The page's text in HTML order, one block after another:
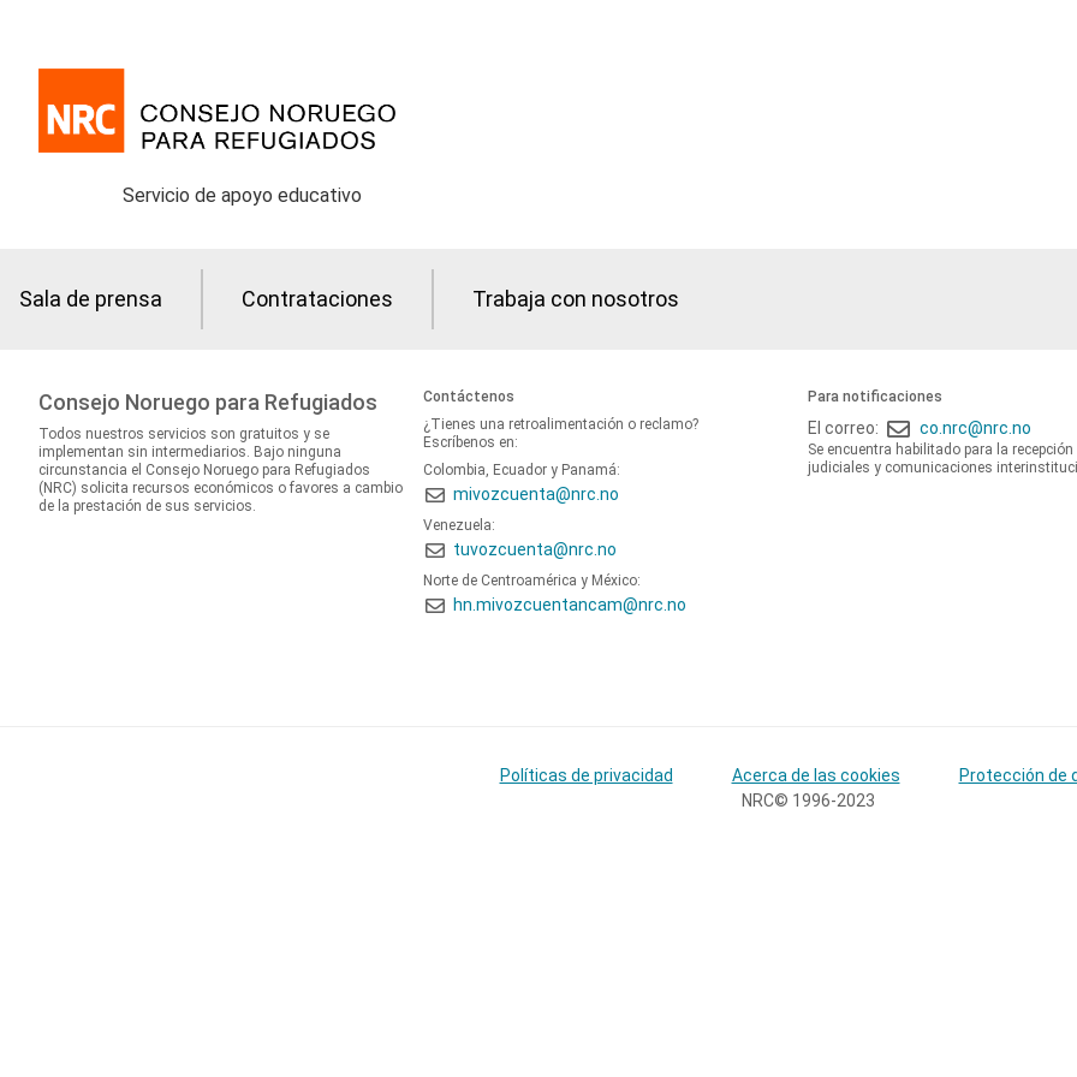
Servicio de apoyo educativo
Sala de prensa Contrataciones Trabaja con nosotros
Consejo Noruego para Refugiados
Todos nuestros servicios son gratuitos y se
implementan sin intermediarios. Bajo ninguna
circunstancia el Consejo Noruego para Refugiados
(NRC) solicita recursos económicos o favores a cambio
de la prestación de sus servicios.
Contáctenos
¿Tienes una retroalimentación o reclamo?
Escríbenos en:
Colombia, Ecuador y Panamá:
mivozcuenta@nrc.no
Venezuela:
tuvozcuenta@nrc.no
Norte de Centroamérica y México:
hn.mivozcuentancam@nrc.no
Para notificaciones
El correo: co.nrc@nrc.no
Se encuentra habilitado para la
judiciales y comunicaciones
Políticas de privacidad Acerca de las cookies
Protección de
NRC© 1996-2023